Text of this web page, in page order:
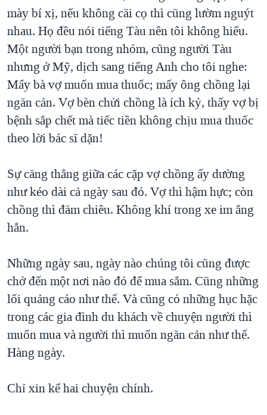
mày bí xị, nếu không cãi cọ thì cũng lườm nguýt
nhau. Họ đều nói tiếng Tàu nên tôi không hiểu.
Một người bạn trong nhóm, cũng người Tàu
nhưng ở Mỹ, dịch sang tiếng Anh cho tôi nghe:
Mấy bà vợ muốn mua thuốc; mấy ông chồng lại
ngăn cản. Vợ bèn chửi chồng là ích kỷ, thấy vợ bị
bệnh sắp chết mà tiếc tiền không chịu mua thuốc
theo lời bác sĩ dặn!
Sự căng thẳng giữa các cặp vợ chồng ấy dường
như kéo dài cả ngày sau đó. Vợ thì hậm hực; còn
chồng thì đăm chiêu. Không khí trong xe im ắng
hẳn.
Những ngày sau, ngày nào chúng tôi cũng được
chở đến một nơi nào đó để mua sắm. Cũng những
lối quảng cáo như thế. Và cũng có những hục hặc
trong các gia đình du khách về chuyện người thì
muốn mua và người thì muốn ngăn cản như thế.
Hàng ngày.
Chỉ xin kể hai chuyện chính.